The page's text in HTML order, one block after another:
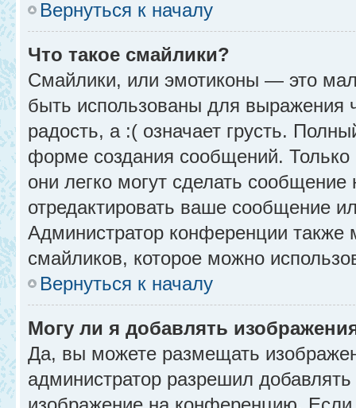
Вернуться к началу
Что такое смайлики?
Смайлики, или эмотиконы — это
быть использованы для выражения
радость, а :( означает грусть.
форме создания сообщений. Только
они легко могут сделать
отредактировать ваше сообщение
Администратор конференции также
смайликов, которое можно
Вернуться к началу
Могу ли я добавлять
Да, вы можете размещать
администратор разрешил